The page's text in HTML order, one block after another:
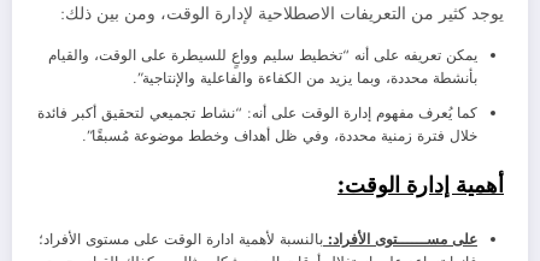
يوجد كثير من التعريفات الاصطلاحية لإدارة الوقت، ومن بين ذلك:
يمكن تعريفه على أنه “تخطيط سليم وواعٍ للسيطرة على الوقت، والقيام
بأنشطة محددة، وبما يزيد من الكفاءة والفاعلية والإنتاجية”.
كما يُعرف مفهوم إدارة الوقت على أنه: “نشاط تجميعي لتحقيق أكبر فائدة
خلال فترة زمنية محددة، وفي ظل أهداف وخطط موضوعة مُسبقًا”.
أهمية إدارة الوقت:
على مســــــتوى الأفراد: بالنسبة لأهمية ادارة الوقت على مستوى الأفراد؛